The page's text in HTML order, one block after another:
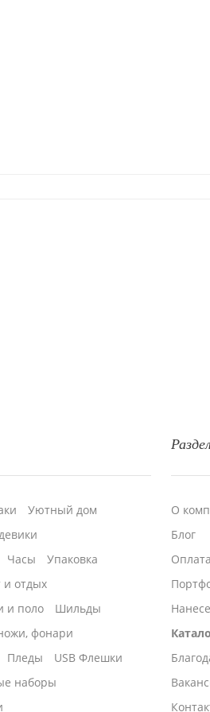
О
Блог
Уютный дом
Часы
Упаковка
и отдых
и поло
Шильды
фонари
Пледы
USB Флешки
наборы